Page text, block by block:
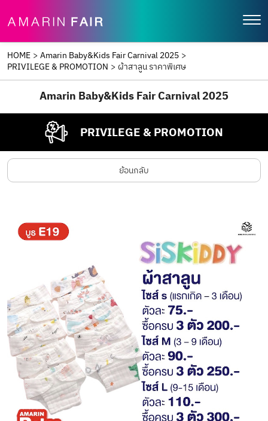
HOME > Amarin Baby&Kids Fair Carnival 2025 >
PRIVILEGE & PROMOTION > ผ้าสาลูน ราคาพิเศษ
Amarin Baby&Kids Fair Carnival 2025
PRIVILEGE & PROMOTION
ย้อนกลับ